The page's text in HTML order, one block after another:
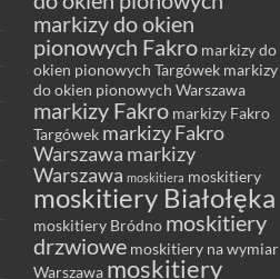
markizy do okien
pionowych Fakro markizy do
okien pionowych Targówek markizy
do okien pionowych Warszawa
markizy Fakro markizy Fakro
Targówek markizy Fakro
Warszawa markizy
Warszawa moskitiera moskitiery
moskitiery Białołęka
moskitiery Bródno moskitiery
drzwiowe moskitiery na wymiar
Warszawa moskitiery